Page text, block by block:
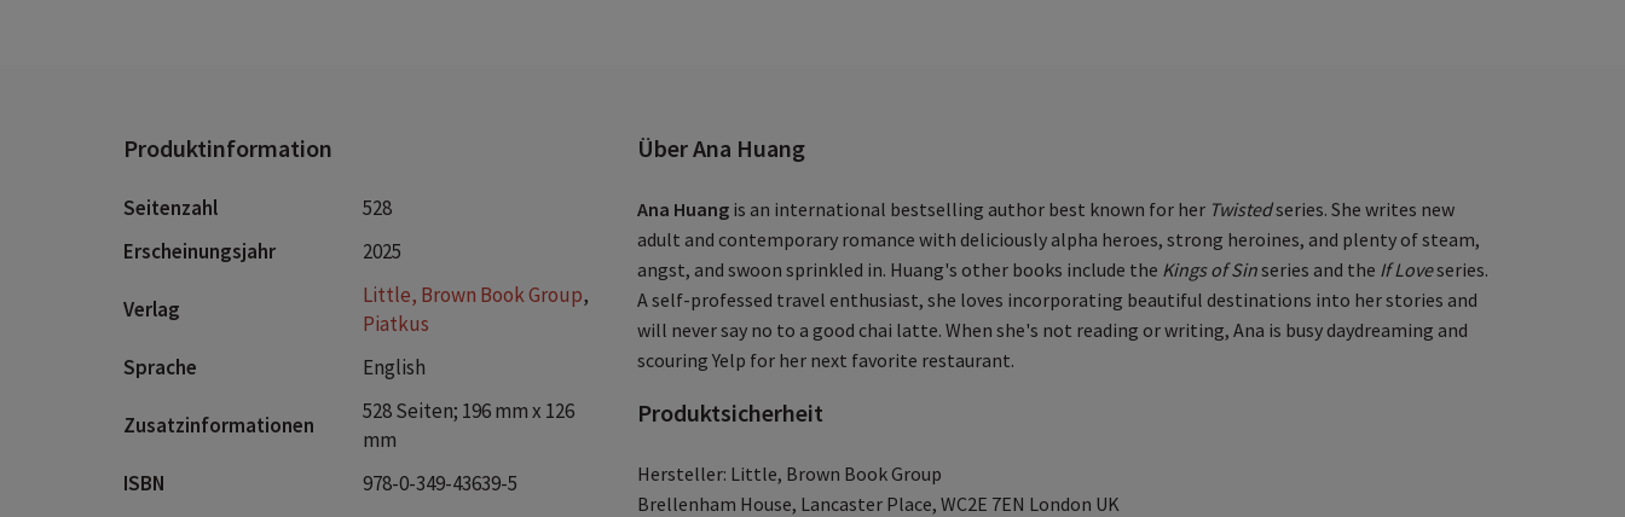
Produktinformation
Seitenzahl
528
Erscheinungsjahr
2025
Verlag
Little, Brown Book Group,
Piatkus
Sprache
English
Zusatzinformationen
528 Seiten; 196 mm x 126
mm
ISBN
978-0-349-43639-5
Über Ana Huang
Ana Huang is an international bestselling author best known for her Twistedseries. She writes new
adult and contemporary romance with deliciously alpha heroes, strong heroines, and plenty of steam,
angst, and swoon sprinkled in. Huang's other books include the Kings of Sinseries and the If Loveseries.
A self-professed travel enthusiast, she loves incorporating beautiful destinations into her stories and
will never say no to a good chai latte. When she's not reading or writing, Ana is busy daydreaming and
scouring Yelp for her next favorite restaurant.
Produktsicherheit
Hersteller: Little, Brown Book Group
Brellenham House, Lancaster Place, WC2E 7EN London UK